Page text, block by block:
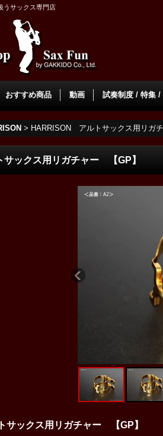
うサックス専門店
おすすめ商品 動画 試奏制度 / 特集 /
> HARRISON アルトサックス用リガ
ックス用リガチャー 【GP】
ックス用リガチャー 【GP】